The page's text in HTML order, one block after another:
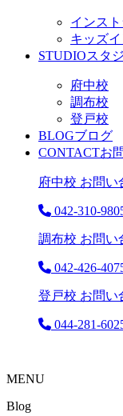
インス
キッズ
STUDIOスタ
府中校
調布校
登戸校
BLOGブログ
CONTACTお
府中校 お問い
042-310-
調布校 お問い
042-426-
登戸校 お問い
044-281-
MENU
Blog